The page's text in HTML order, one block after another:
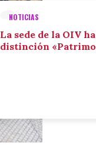
NOTICIAS
La sede de la OIV
distinción